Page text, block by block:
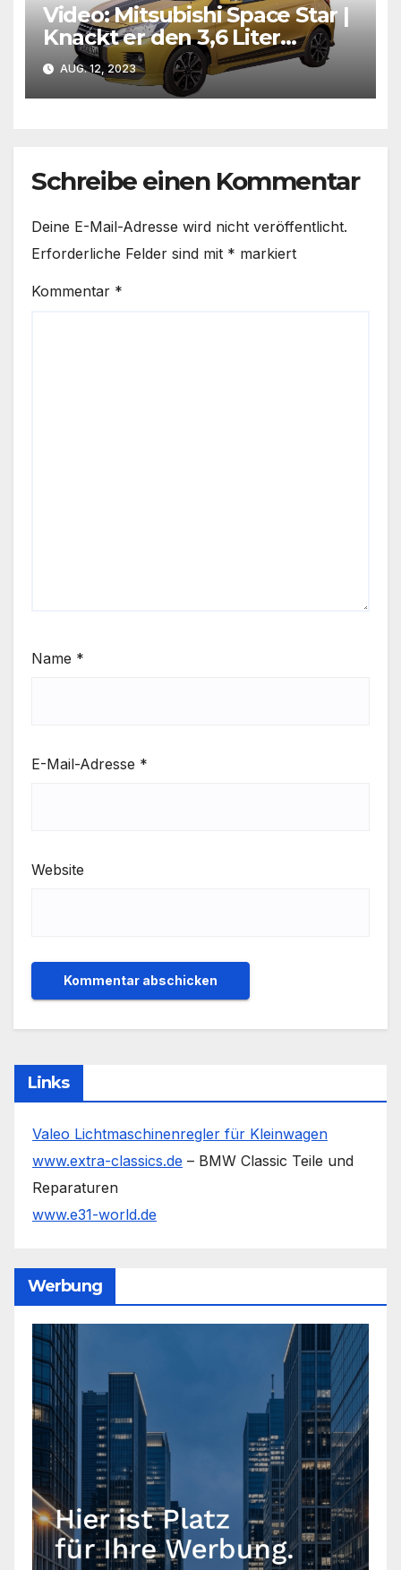
Video: Mitsubishi Space Star |
Knackt er den 3,6 Liter
Rekord? | asphalt.art
AUG. 12, 2023
Schreibe einen Kommentar
Deine E-Mail-Adresse wird nicht veröffentlicht.
Erforderliche Felder sind mit * markiert
Kommentar *
Name *
E-Mail-Adresse *
Website
Links
Valeo Lichtmaschinenregler für Kleinwagen
www.extra-classics.de – BMW Classic Teile und
Reparaturen
www.e31-world.de
Werbung